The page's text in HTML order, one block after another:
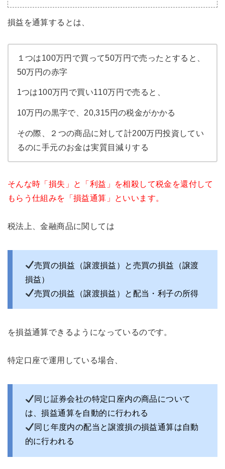
損益を通算するとは、
１つは100万円で買って50万円で売ったとすると、
50万円の赤字
1つは100万円で買い110万円で売ると、
10万円の黒字で、20,315円の税金がかかる
その際、２つの商品に対して計200万円投資してい
るのに手元のお金は実質目減りする
そんな時「損失」と「利益」を相殺して税金を還付して
もらう仕組みを「損益通算」といいます。
税法上、金融商品に関しては
売買の損益（譲渡損益）と売買の損益（譲渡
損益）
売買の損益（譲渡損益）と配当・利子の所得
を損益通算できるようになっているのです。
特定口座で運用している場合、
同じ証券会社の特定口座内の商品について
は、損益通算を自動的に行われる
同じ年度内の配当と譲渡損の損益通算は自動
的に行われる